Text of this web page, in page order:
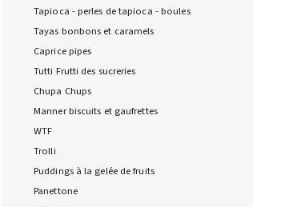
Tapioca - perles de tapioca - boules
Tayas bonbons et caramels
Caprice pipes
Tutti Frutti des sucreries
Chupa Chups
Manner biscuits et gaufrettes
WTF
Trolli
Puddings à la gelée de fruits
Panettone